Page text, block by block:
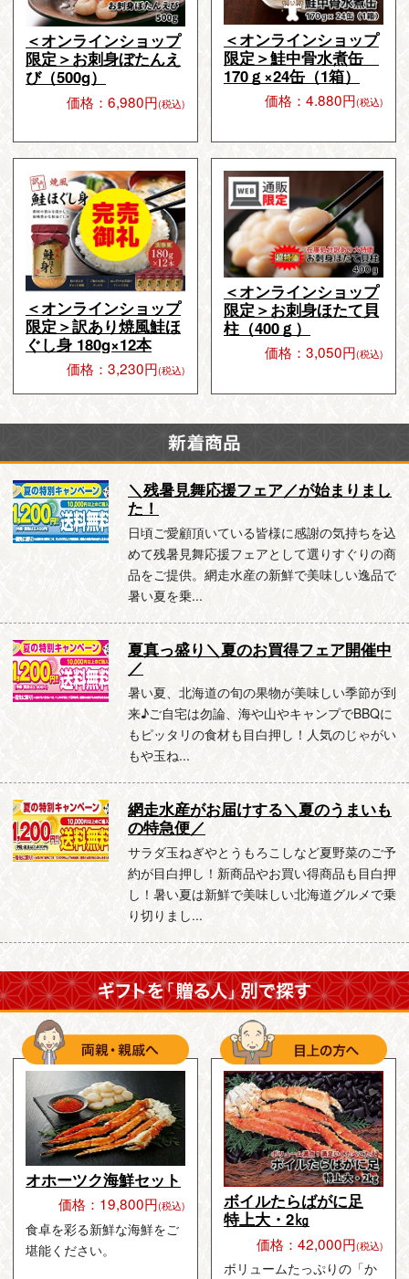
＜オンラインショップ
限定＞お刺身ぼたんえ
び（500g）
価格：6,980円(税込)
＜オンラインショップ
限定＞鮭中骨水煮缶
170ｇ×24缶（1箱）
価格：4.880円(税込)
＜オンラインショップ
限定＞訳あり焼風鮭ほ
ぐし身 180g×12本
価格：3,230円(税込)
＜オンラインショップ
限定＞お刺身ほたて貝
柱（400ｇ）
価格：3,050円(税込)
＼残暑見舞応援フェア／が始まりまし
た！
日頃ご愛顧頂いている皆様に感謝の気持ちを込
めて残暑見舞応援フェアとして選りすぐりの商
品をご提供。網走水産の新鮮で美味しい逸品で
暑い夏を乗...
夏真っ盛り＼夏のお買得フェア開催中
／
暑い夏、北海道の旬の果物が美味しい季節が到
来♪ご自宅は勿論、海や山やキャンプでBBQに
もピッタリの食材も目白押し！人気のじゃがい
もや玉ね...
網走水産がお届けする＼夏のうまいも
の特急便／
サラダ玉ねぎやとうもろこしなど夏野菜のご予
約が目白押し！新商品やお買い得商品も目白押
し！暑い夏は新鮮で美味しい北海道グルメで乗
り切りまし...
オホーツク海鮮セット
価格：19,800円(税込)
食卓を彩る新鮮な海鮮をご
堪能ください。
ボイルたらばがに足
特上大・2㎏
価格：42,000円(税込)
ボリュームたっぷりの「か